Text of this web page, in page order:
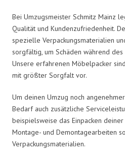
Bei Umzugsmeister Schmitz Mainz
Qualität und Kundenzufriedenheit.
spezielle Verpackungsmaterialien
sorgfältig, um Schäden während
Unsere erfahrenen Möbelpacker
mit größter Sorgfalt vor.
Um deinen Umzug noch
Bedarf auch zusätzliche
beispielsweise das Einpacken
Montage- und Demontagearbeiten
Verpackungsmaterialien.